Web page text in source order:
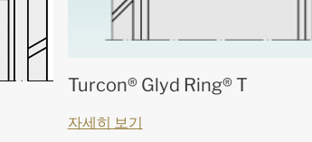
Turcon® Glyd Ring® T
자세히 보기